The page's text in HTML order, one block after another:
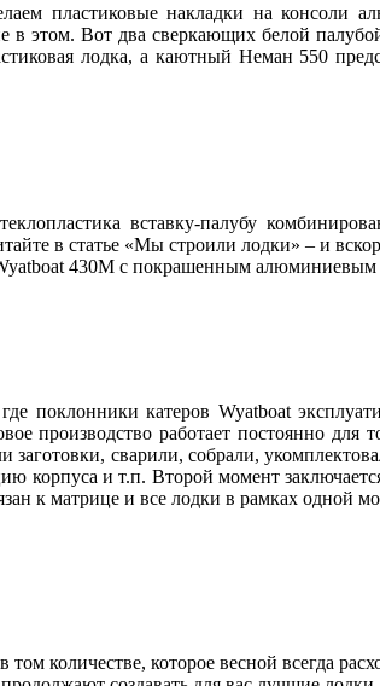
пластиковые накладки на консоли
в этом. Вот два сверкающих белой
лодка, а каютный Неман 550
вставку-палубу
в статье «Мы строили лодки» – и
430М с покрашенным алюминиевым
поклонники катеров Wyatboat
производство работает постоянно
заготовки, сварили, собрали,
корпуса и т.п. Второй момент
к матрице и все лодки в рамках
количестве, которое весной всегда